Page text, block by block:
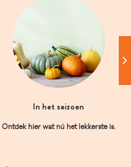
In het seizoen
Ontdek hier wat nú het lekkerste is.